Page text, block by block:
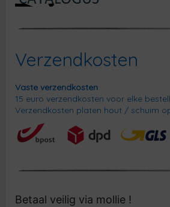
Verzendkosten
Vaste verzendkosten
15 euro verzendkosten voor elke
Verzendkosten platen hout / schuim
Betaal veilig via mollie !